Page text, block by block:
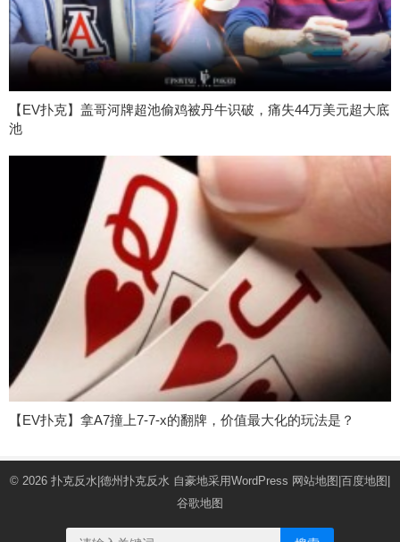
【EV扑克】盖哥河牌超池偷鸡被丹牛识破，痛失44万美元超大底
池
【EV扑克】拿A7撞上7-7-x的翻牌，价值最大化的玩法是？
© 2026 扑克反水|德州扑克反水 自豪地采用WordPress 网站地图 百度地图
谷歌地图